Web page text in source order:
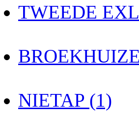
TWEEDE
NIETAP (1)